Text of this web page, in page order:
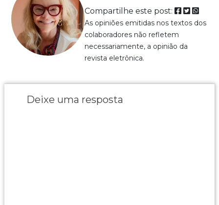
Compartilhe este post:
As opiniões emitidas nos textos dos
colaboradores não refletem
necessariamente, a opinião da
revista eletrônica.
Deixe uma resposta